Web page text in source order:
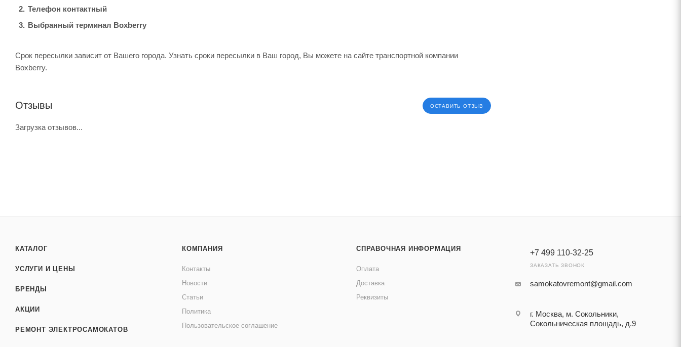
Телефон контактный
Выбранный терминал Boxberry
Срок пересылки зависит от Вашего города. Узнать сроки пересылки в Ваш город, Вы можете на сайте транспортной компании
Boxberry.
Отзывы ОСТАВИТЬ ОТЗЫВ
Загрузка отзывов...
КАТАЛОГ
УСЛУГИ И ЦЕНЫ
БРЕНДЫ
АКЦИИ
РЕМОНТ ЭЛЕКТРОСАМОКАТОВ
КОМПАНИЯ
Контакты
Новости
Статьи
Политика
Пользовательское соглашение
СПРАВОЧНАЯ ИНФОРМАЦИЯ
Оплата
Доставка
Реквизиты
+7 499 110-32-25
ЗАКАЗАТЬ ЗВОНОК
samokatovremont@gmail.com
г. Москва, м. Сокольники,
Сокольническая площадь, д.9